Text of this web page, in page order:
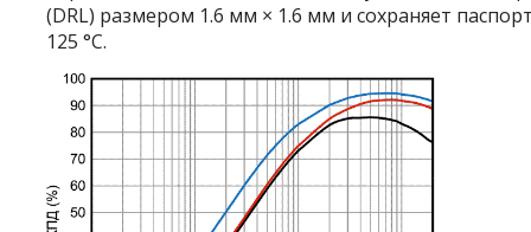
(DRL) размером 1.6 мм × 1.6 мм и сохраняет
125 °C.